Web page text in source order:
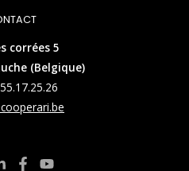
corrées 5
(Belgique)